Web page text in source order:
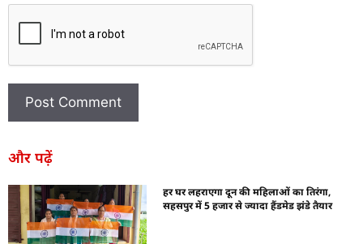
और पढ़ें
हर घर लहराएगा दून की महिलाओं का तिरंगा,
सहसपुर में 5 हजार से ज्यादा हैंडमेड झंडे तैयार